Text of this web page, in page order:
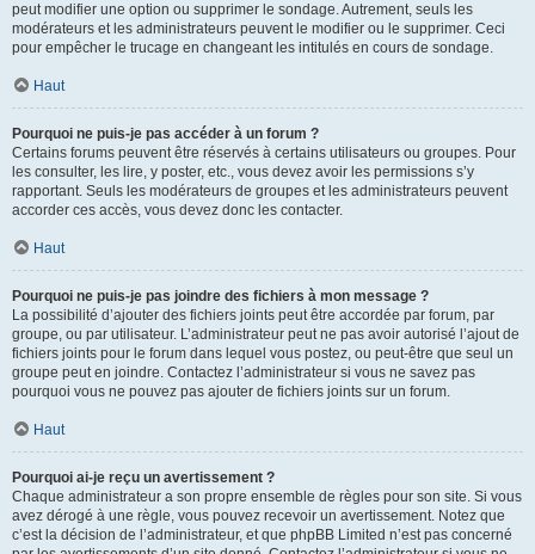
peut modifier une option ou supprimer le sondage. Autrement, seuls les
modérateurs et les administrateurs peuvent le modifier ou le supprimer. Ceci
pour empêcher le trucage en changeant les intitulés en cours de sondage.
Haut
Pourquoi ne puis-je pas accéder à un forum ?
Certains forums peuvent être réservés à certains utilisateurs ou groupes. Pour
les consulter, les lire, y poster, etc., vous devez avoir les permissions s’y
rapportant. Seuls les modérateurs de groupes et les administrateurs peuvent
accorder ces accès, vous devez donc les contacter.
Haut
Pourquoi ne puis-je pas joindre des fichiers à mon message ?
La possibilité d’ajouter des fichiers joints peut être accordée par forum, par
groupe, ou par utilisateur. L’administrateur peut ne pas avoir autorisé l’ajout de
fichiers joints pour le forum dans lequel vous postez, ou peut-être que seul un
groupe peut en joindre. Contactez l’administrateur si vous ne savez pas
pourquoi vous ne pouvez pas ajouter de fichiers joints sur un forum.
Haut
Pourquoi ai-je reçu un avertissement ?
Chaque administrateur a son propre ensemble de règles pour son site. Si vous
avez dérogé à une règle, vous pouvez recevoir un avertissement. Notez que
c’est la décision de l’administrateur, et que phpBB Limited n’est pas concerné